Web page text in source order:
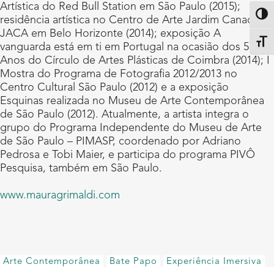
Artística do Red Bull Station em São Paulo (2015);
residência artística no Centro de Arte Jardim Canadá –
JACA em Belo Horizonte (2014); exposição A
vanguarda está em ti em Portugal na ocasião dos 55
Anos do Círculo de Artes Plásticas de Coimbra (2014); I
Mostra do Programa de Fotografia 2012/2013 no
Centro Cultural São Paulo (2012) e a exposição
Esquinas realizada no Museu de Arte Contemporânea
de São Paulo (2012). Atualmente, a artista integra o
grupo do Programa Independente do Museu de Arte
de São Paulo – PIMASP, coordenado por Adriano
Pedrosa e Tobi Maier, e participa do programa PIVÔ
Pesquisa, também em São Paulo.
www.mauragrimaldi.com
Arte Contemporânea Bate Papo
Experiência Imersiva